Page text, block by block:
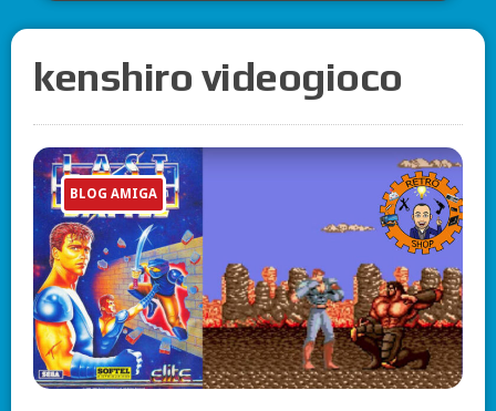
kenshiro videogioco
BLOG AMIGA